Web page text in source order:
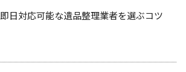
即日対応可能な遺品整理業者を選ぶコツ